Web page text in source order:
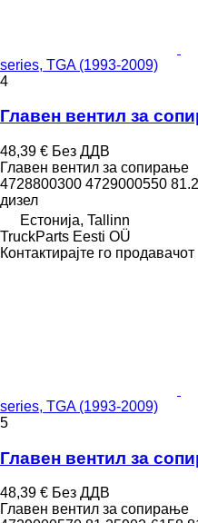
series, TGA (1993-2009)
4
Главен вентил за
48,39 € Без ДДВ
Главен вентил за сопирање
4728800300 4729000550
дизел
Естонија, Tallinn
TruckParts Eesti OÜ
Контактирајте го продавачот
series, TGA (1993-2009)
5
Главен вентил за
48,39 € Без ДДВ
Главен вентил за сопирање